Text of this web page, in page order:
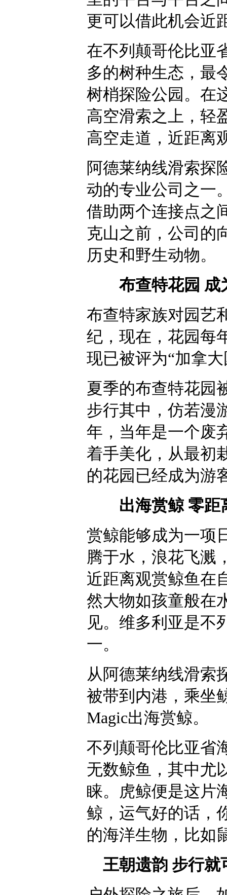
更可以借此机会
在不列颠哥伦比亚
多的树种生态，最
树梢探险公园。在
高空滑索之上，轻
高空走道，近距离
阿德莱纳线滑索探
动的专业公司之一
借助两个连接点之
克山之前，公司的
历史和野生动物。
布查特花园 成
布查特家族对园艺
纪，现在，花园每
现已被评为“加拿
夏季的布查特花园
步行其中，仿若漫
年，当年是一个废
着手美化，从最初
的花园已经成为游
出海赏鲸 零距
赏鲸能够成为一项
腾于水，浪花飞溅
近距离观赏鲸鱼在
然大物如孩童般在
见。维多利亚是不
一。
从阿德莱纳线滑索
被带到内港，乘坐
Magic出海赏鲸。
不列颠哥伦比亚省
无数鲸鱼，其中尤
睐。虎鲸便是这片
鲸，运气好的话，
的海洋生物，比如
王朝遗韵 步行就